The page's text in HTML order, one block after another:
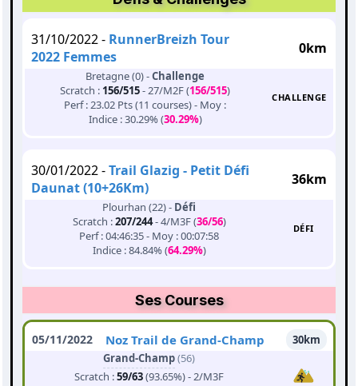
31/10/2022 - RunnerBreizh Tour
2022 Femmes
0km
Bretagne (0) -Challenge
Scratch : 156/515- 27/M2F (156/515)
Perf : 23.02 Pts (11 courses) - Moy :
Indice : 30.29% (30.29%)
CHALLENGE
30/01/2022 -Trail Glazig - Petit Défi
Daunat (10+26Km)
36km
Plourhan (22) - Défi
Scratch :207/244- 4/M3F (36/56)
Perf : 04:46:35 - Moy : 00:07:58
Indice : 84.84% (64.29%)
DÉFI
Ses Courses
05/11/2022 Noz Trail de Grand-Champ
30km
Grand-Champ(56)
Scratch :59/63(93.65%) - 2/M3F